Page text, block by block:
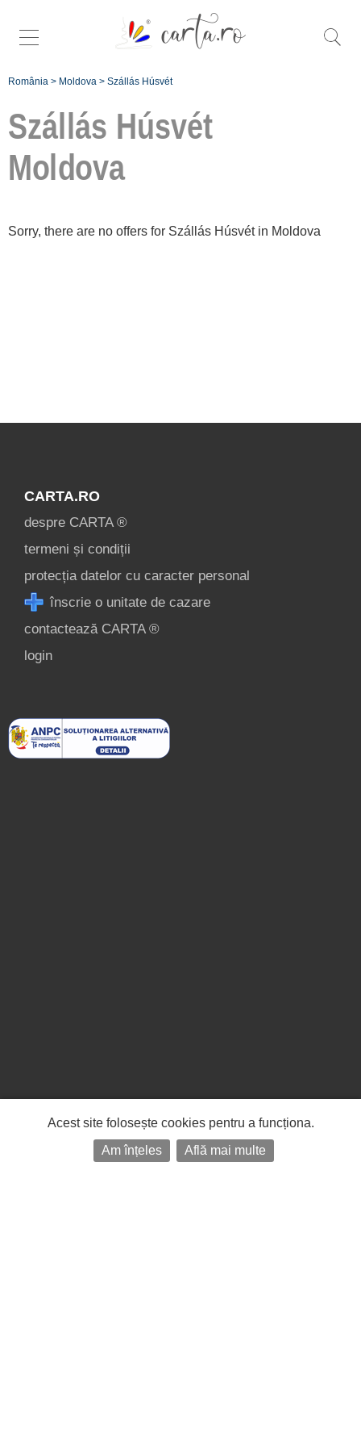
România > Moldova > Szállás Húsvét
Szállás Húsvét
Moldova
Sorry, there are no offers for Szállás Húsvét in Moldova
cazare
Moldova »
CARTA.RO
despre CARTA ®
termeni și condiții
protecția datelor cu caracter personal
înscrie o unitate de cazare
contactează CARTA ®
login
Acest site folosește cookies pentru a funcționa.
Am înțeles
Află mai multe